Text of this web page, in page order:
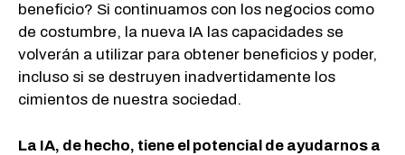
beneficio? Si continuamos con los negocios como
de costumbre, la nueva IA las capacidades se
volverán a utilizar para obtener beneficios y poder,
incluso si se destruyen inadvertidamente los
cimientos de nuestra sociedad.
La IA, de hecho, tiene el potencial de ayudarnos a